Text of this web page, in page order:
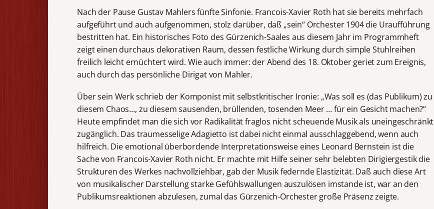
Nach der Pause Gustav Mahlers fünfte Sinfonie. Francois-Xavier Roth hat sie bereits mehrfach
aufgeführt und auch aufgenommen, stolz darüber, daß „sein“ Orchester 1904 die Uraufführung
bestritten hat. Ein historisches Foto des Gürzenich-Saales aus diesem Jahr im Programmheft
zeigt einen durchaus dekorativen Raum, dessen festliche Wirkung durch simple Stuhlreihen
freilich leicht ernüchtert wird. Wie auch immer: der Abend des 18. Oktober geriet zum Ereignis,
auch durch das persönliche Dirigat von Mahler.
Über sein Werk schrieb der Komponist mit selbstkritischer Ironie: „Was soll es (das Publikum) zu
diesem Chaos…, zu diesem sausenden, brüllenden, tosenden Meer … für ein Gesicht machen?“
Heute empfindet man die sich vor Radikalität fraglos nicht scheuende Musik als uneingeschränkt
zugänglich. Das traumesselige Adagietto ist dabei nicht einmal ausschlaggebend, wenn auch
hilfreich. Die emotional überbordende Interpretationsweise eines Leonard Bernstein ist die
Sache von Francois-Xavier Roth nicht. Er machte mit Hilfe seiner sehr belebten Dirigiergestik die
Strukturen des Werkes nachvollziehbar, gab der Musik federnde Elastizität. Daß auch diese Art
von musikalischer Darstellung starke Gefühlswallungen auszulösen imstande ist, war an den
Publikumsreaktionen abzulesen, zumal das Gürzenich-Orchester große Präsenz zeigte.